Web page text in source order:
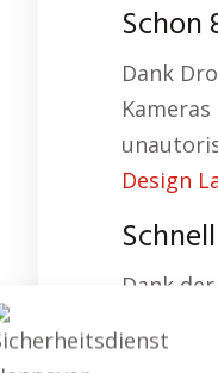
Schon
Dank
Design
Dank
passen